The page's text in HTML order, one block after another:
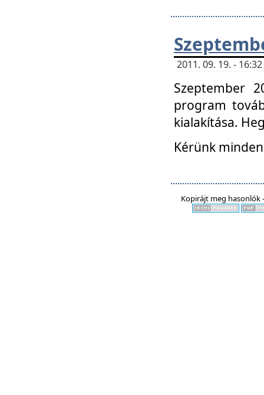
2011. 09. 19. -
Szeptember
program
kialakítása.
Kérünk
Kopirájt meg hasonlók